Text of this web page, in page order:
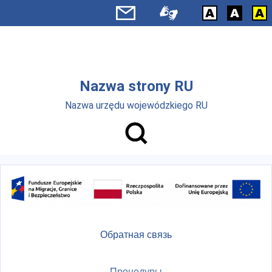
Перейти к основному содержанию
Nazwa strony RU
Nazwa urzędu wojewódzkiego RU
Обратная связь